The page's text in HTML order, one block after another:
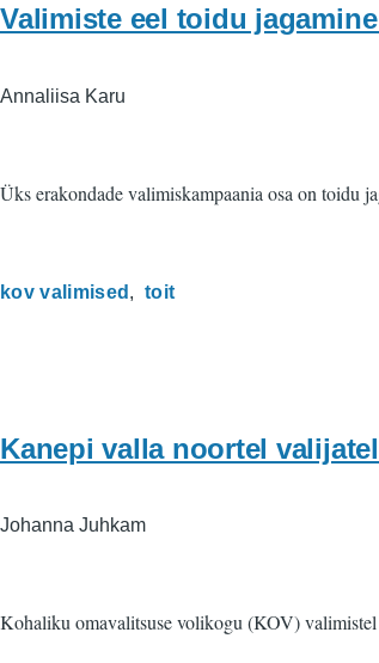
Valimiste eel toidu
Annaliisa Karu
Üks erakondade valimiskampaania osa on toidu
kov valimised toit
Kanepi valla noortel
Johanna Juhkam
Kohaliku omavalitsuse volikogu (KOV) valimistel